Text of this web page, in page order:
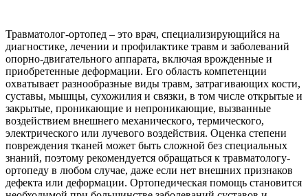
Травматолог-ортопед – это врач, специализирующийся на
диагностике, лечении и профилактике травм и заболеваний
опорно-двигательного аппарата, включая врожденные и
приобретенные деформации. Его область компетенции
охватывает разнообразные виды травм, затрагивающих кости,
суставы, мышцы, сухожилия и связки, в том числе открытые и
закрытые, проникающие и непроникающие, вызванные
воздействием внешнего механического, термического,
электрического или лучевого воздействия. Оценка степени
повреждения тканей может быть сложной без специальных
знаний, поэтому рекомендуется обращаться к травматологу-
ортопеду в любом случае, даже если нет внешних признаков
дефекта или деформации. Ортопедическая помощь становится